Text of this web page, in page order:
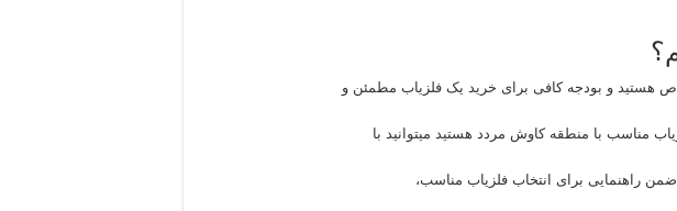
هستید و بودجه کافی برای خرید یک فلزیاب مطمئن و
مناسب با منطقه کاوش مردد هستید میتوانید با
راهنمایی برای انتخاب فلزیاب مناسب،